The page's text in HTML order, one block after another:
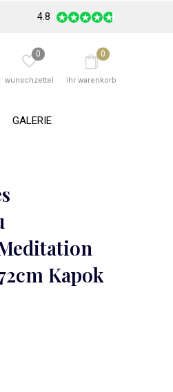
GALERIE
wunschzettel
0
ihr warenkorb
0
4.8
Kapok